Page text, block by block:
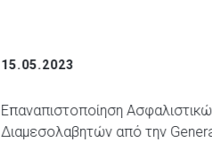
15.05.2023
Επαναπιστοποίηση
Διαμεσολαβητών από την